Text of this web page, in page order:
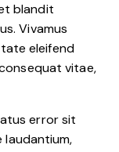
blandit
Vivamus
eleifend
vitae,
error sit